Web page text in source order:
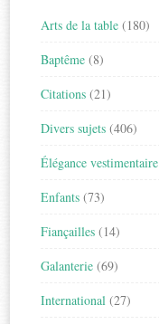
Arts de la table (180)
Baptême (8)
Citations (21)
Divers sujets (406)
Élégance vestimentaire
Enfants (73)
Fiançailles (14)
Galanterie (69)
International (27)